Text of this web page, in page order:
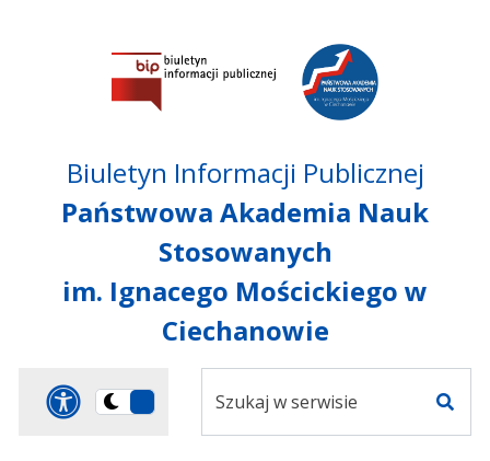
głównego menu
Przejdź do treści
Przejdź do mapy
serwisu
Biuletyn Informacji Publicznej
Państwowa Akademia Nauk
Stosowanych
im. Ignacego Mościckiego w
Ciechanowie
Panel dostosowania
Przełącz
serwisie